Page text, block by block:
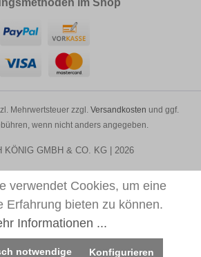
im Shop
Mehrwertsteuer zzgl. Versandkosten und ggf.
wenn nicht anders angegeben.
KÖNIG GMBH & CO. KG | 2026
verwendet Cookies, um eine
Erfahrung bieten zu können.
Informationen ...
notwendige Konfigurieren